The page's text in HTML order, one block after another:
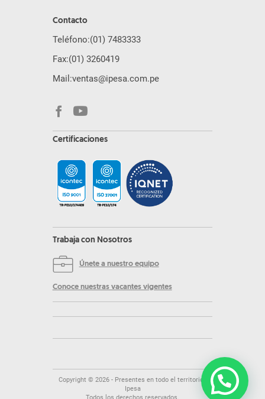
Contacto
Teléfono:(01) 7483333
Fax:(01) 3260419
Mail:ventas@ipesa.com.pe
Certificaciones
Trabaja con Nosotros
Únete a nuestro equipo
Conoce nuestras vacantes vigentes
Copyright © 2026- Presentes en todo el territorio |
Ipesa
Todos los derechos reservados.